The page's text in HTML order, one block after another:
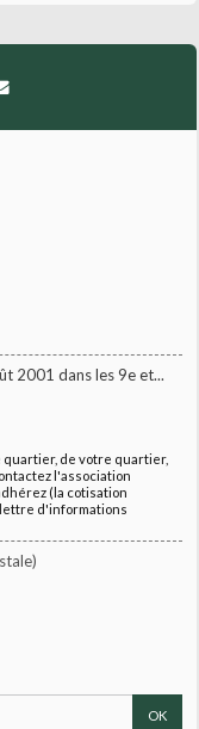
2001 dans les 9e et...
de votre quartier,
l'association
(la cotisation
d'informations